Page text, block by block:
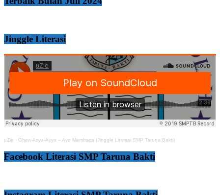
Jinggle Literasi
uZie · Ghea-Asya-Ayya – Ayo Membaca (Jinggle Literasi SMP Taruna Bakti)
Facebook Literasi SMP Taruna Bakti